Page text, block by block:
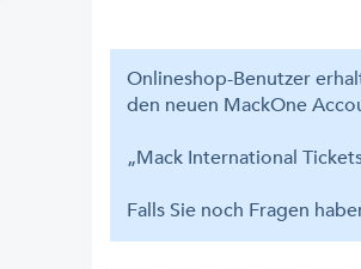
Onlineshop-Benutzer
den neuen MackOne
„Mack International
Falls Sie noch Fragen